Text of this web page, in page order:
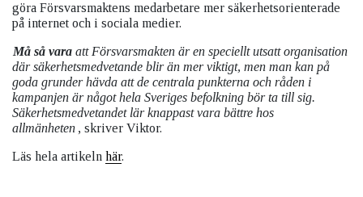
göra Försvarsmaktens medarbetare mer säkerhetsorienterade
på internet och i sociala medier.
Må så vara att Försvarsmakten är en speciellt utsatt organisation
där säkerhetsmedvetande blir än mer viktigt, men man kan på
goda grunder hävda att de centrala punkterna och råden i
kampanjen är något hela Sveriges befolkning bör ta till sig.
Säkerhetsmedvetandet lär knappast vara bättre hos
allmänheten , skriver Viktor.
Läs hela artikeln här.